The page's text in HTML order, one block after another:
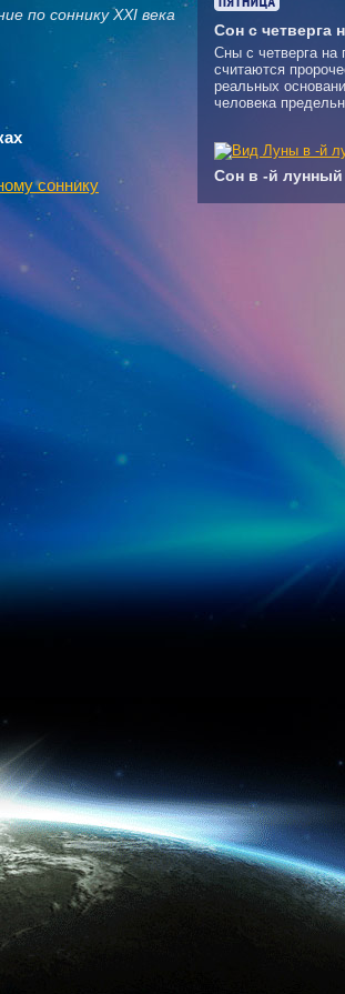
по соннику XXI века
соннику
Сон с четверга
Сны с четверга на
считаются
реальных
человека
Сон в -й лунный